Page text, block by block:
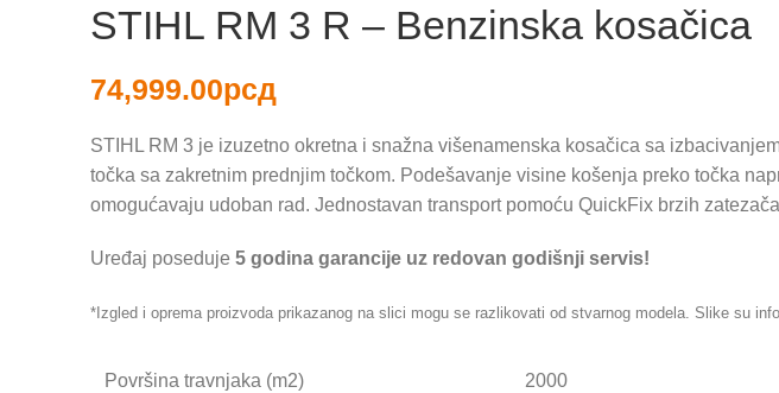
STIHL RM 3 R – Benzinska kosačica
74,999.00рсд
STIHL RM 3 je izuzetno okretna i snažna višenamenska kosačica sa
točka sa zakretnim prednjim točkom. Podešavanje visine košenja preko točka
omogućavaju udoban rad. Jednostavan transport pomoću QuickFix brzih
Uređaj poseduje 5 godina garancije uz redovan godišnji servis!
*Izgled i oprema proizvoda prikazanog na slici mogu se razlikovati od stvarnog modela. Slike su
Površina travnjaka (m2) 2000